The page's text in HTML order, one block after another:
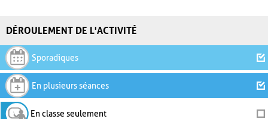
DÉROULEMENT DE L'ACTIVITÉ
Sporadiques
En plusieurs séances
En classe seulement